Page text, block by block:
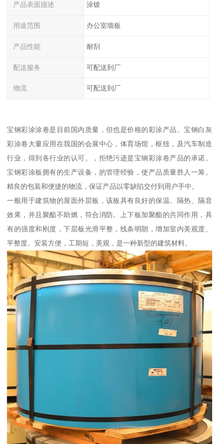
产品表面描述 涂镀
用途范围 办公室墙板
产品性能 耐刮
配送服务 可配送到厂
物流 可配送到厂
宝钢彩涂涂卷是目前国内质量，但也是价格的彩涂产品。宝钢白灰
彩涂卷大量应用在我国的会展中心，体育场馆，枢纽，及汽车制造
行业，得到各行业的认可。，拒绝污迹是宝钢彩涂卷产品的承诺。
宝钢彩涂板拥有的生产设备，的管理经验，使产品质量胜人一筹。
精良的包装和便捷的物流，保证产品以零缺陷交付到用户手中。
一般用于建筑物的屋面外层板，该板具有良好的保温、隔热、隔音
效果，并且聚酯不助燃，符合消防。上下板加聚酯的共同作用，具
有的强度和刚度，下层板光滑平整，线条明朗，增加室内美观度、
平整度。安装方便，工期短，美观，是一种新型的建筑材料。